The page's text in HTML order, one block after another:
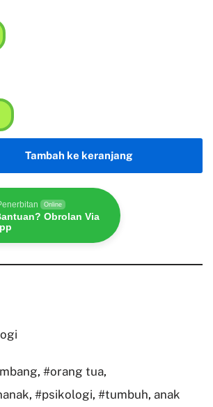
Tambah ke keranjang
Online
Obrolan Via
, #orang tua,
, #psikologi, #tumbuh, anak